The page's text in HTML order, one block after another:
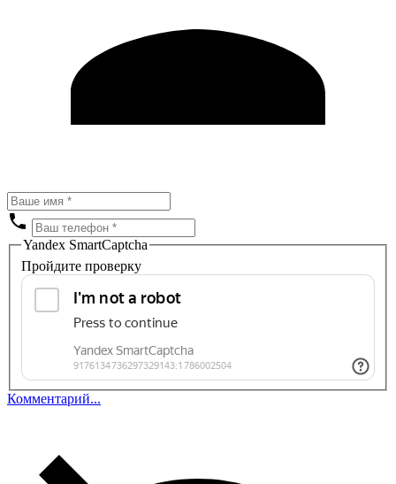
Yandex SmartCaptcha
Пройдите проверку
Комментарий...